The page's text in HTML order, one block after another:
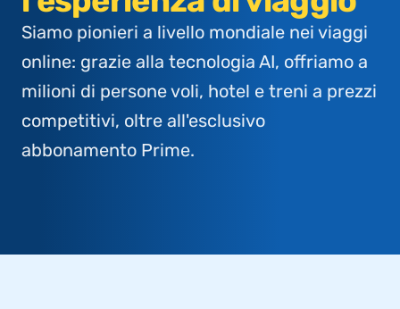
Siamo pionieri a livello mondiale nei viaggi
online: grazie alla tecnologia AI, offriamo a
milioni di persone voli, hotel e treni a prezzi
competitivi, oltre all'esclusivo
abbonamento Prime.